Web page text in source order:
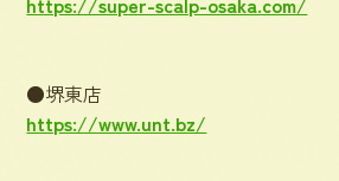
●堺東店
https://www.unt.bz/